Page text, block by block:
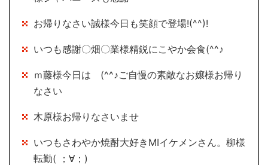
お帰りなさい誠様今日も笑顔で登場!(^^)!
いつも感謝〇畑〇業様精鋭にこやか会食(^^♪
ｍ藤様今日は (^^♪ご自慢の素敵なお嬢様お帰り
なさい
木原様お帰りなさいませ
いつもさわやか焼酎大好きMIイケメンさん。柳様
転勤( ；∀；)